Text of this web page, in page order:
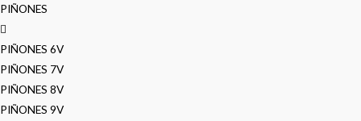
PIÑONES
PIÑONES 6V
PIÑONES 7V
PIÑONES 8V
PIÑONES 9V